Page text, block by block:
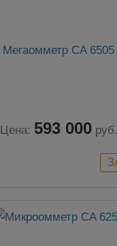
Мегаомметр CA 6505
Цена: 593 000 руб.